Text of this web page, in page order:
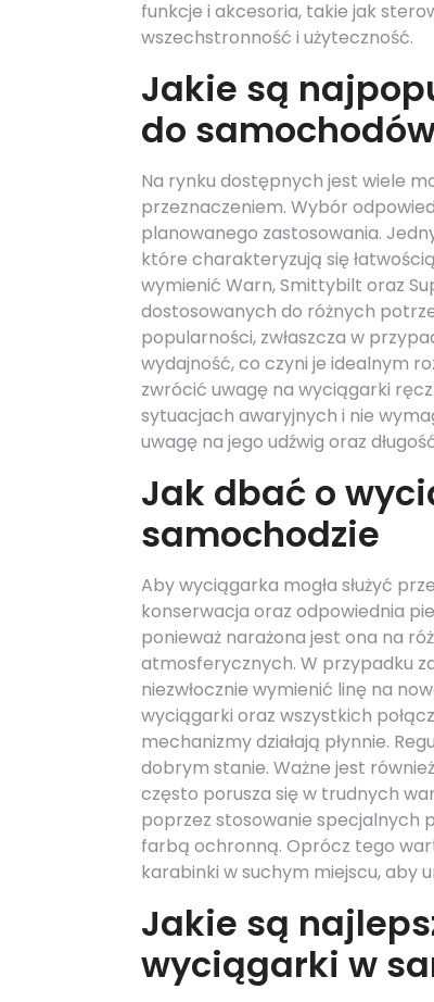
funkcje i akcesoria, takie jak
wszechstronność i użyteczność.
Jakie są
do
Na rynku dostępnych jest wiele
przeznaczeniem. Wybór
planowanego zastosowania.
które charakteryzują się
wymienić Warn, Smittybilt oraz
dostosowanych do różnych
popularności, zwłaszcza w
wydajność, co czyni je idealnym
zwrócić uwagę na wyciągarki
sytuacjach awaryjnych i nie
uwagę na jego udźwig oraz
Jak dbać o
samochodzie
Aby wyciągarka mogła służyć
konserwacja oraz odpowiednia
ponieważ narażona jest ona na
atmosferycznych. W przypadku
niezwłocznie wymienić linę na
wyciągarki oraz wszystkich
mechanizmy działają płynnie.
dobrym stanie. Ważne jest
często porusza się w trudnych
poprzez stosowanie
farbą ochronną. Oprócz tego
karabinki w suchym miejscu, aby
Jakie są
wyciągarki w